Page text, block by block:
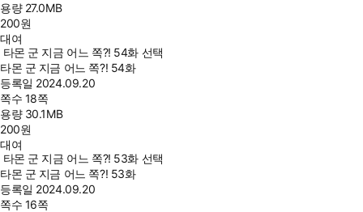
용량 27.0MB
200원
대여
타몬 군 지금 어느 쪽?! 54화 선택
타몬 군 지금 어느 쪽?! 54화
등록일 2024.09.20
쪽수 18쪽
용량 30.1MB
200원
대여
타몬 군 지금 어느 쪽?! 53화 선택
타몬 군 지금 어느 쪽?! 53화
등록일 2024.09.20
쪽수 16쪽